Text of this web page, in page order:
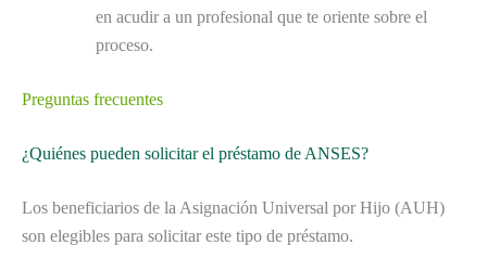
en acudir a un profesional que te oriente sobre el
proceso.
Preguntas frecuentes
¿Quiénes pueden solicitar el préstamo de ANSES?
Los beneficiarios de la Asignación Universal por Hijo (AUH)
son elegibles para solicitar este tipo de préstamo.